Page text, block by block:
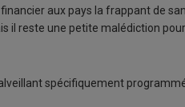
aux pays la frappant de
il reste une petite malédiction
spécifiquement